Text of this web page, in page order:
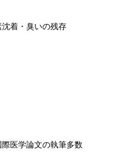
着・臭いの残存
医学論文の執筆多数